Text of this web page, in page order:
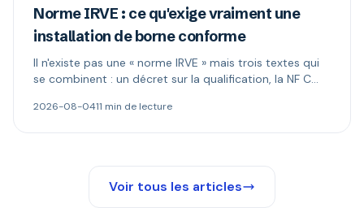
Norme IRVE : ce qu'exige vraiment une
installation de borne conforme
Il n'existe pas une « norme IRVE » mais trois textes qui
se combinent : un décret sur la qualification, la NF C
borne. Ce qui est réellement obligatoire, et quand le
2026-08-0411 min de lecture
Voir tous les articles